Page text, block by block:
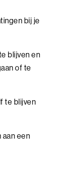
bij je
blijven en
of te
te blijven
een